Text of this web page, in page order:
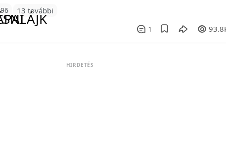
96 13 további
1
HIRDETÉS